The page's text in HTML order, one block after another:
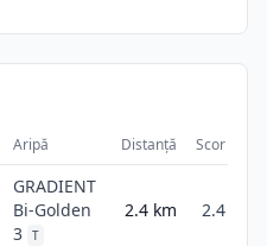
Aripă Distanță Scor
GRADIENT
Bi-Golden
3 T
2.4 km 2.4